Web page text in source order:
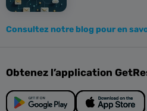
Consultez notre blog pour en
Obtenez l’application